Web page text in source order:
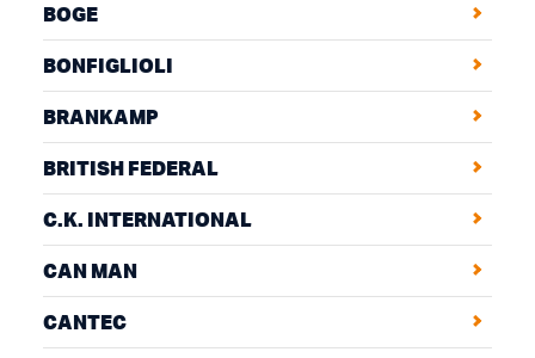
BOGE
BONFIGLIOLI
BRANKAMP
BRITISH FEDERAL
C.K. INTERNATIONAL
CAN MAN
CANTEC